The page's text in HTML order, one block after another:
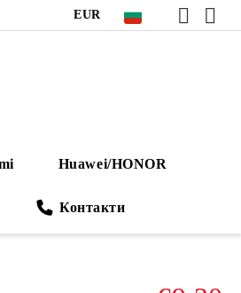
EUR
Huawei/HONOR
Контакти